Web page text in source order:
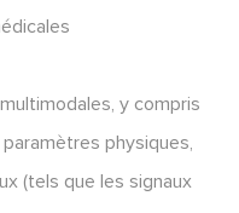
y compris
physiques,
(tels que les signaux